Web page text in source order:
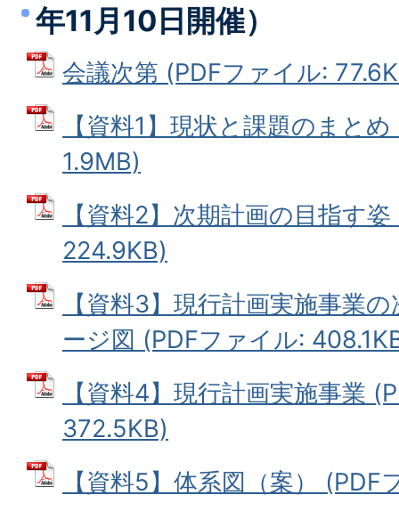
年11月10日開催）
会議次第 (PDFファイル:
【資料1】現状と課題のまと
1.9MB)
【資料2】次期計画の目指す
224.9KB)
【資料3】現行計画実施事業
ージ図 (PDFファイル:
【資料4】現行計画実施事業
372.5KB)
【資料5】体系図（案） (PDF